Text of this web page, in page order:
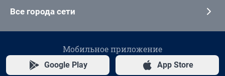
Все города сети
Мобильное приложение
Google Play App Store